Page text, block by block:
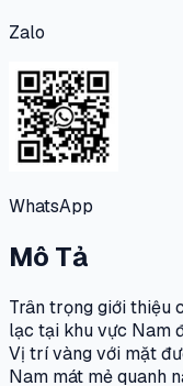
Zalo
WhatsApp
Mô Tả
Trân trọng giới thiệu
lạc tại khu vực Nam
Vị trí vàng với mặt
Nam mát mẻ quanh